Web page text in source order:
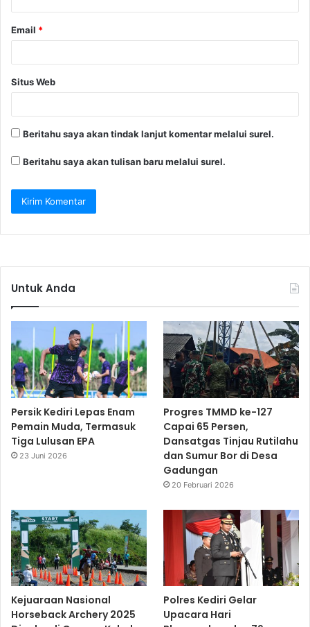
Email *
Situs Web
Beritahu saya akan tindak lanjut komentar melalui surel.
Beritahu saya akan tulisan baru melalui surel.
Untuk Anda
Persik Kediri Lepas Enam
Pemain Muda, Termasuk
Tiga Lulusan EPA
23 Juni 2026
Progres TMMD ke-127
Capai 65 Persen,
Dansatgas Tinjau Rutilahu
dan Sumur Bor di Desa
Gadungan
20 Februari 2026
Kejuaraan Nasional
Horseback Archery 2025
Polres Kediri Gelar
Upacara Hari